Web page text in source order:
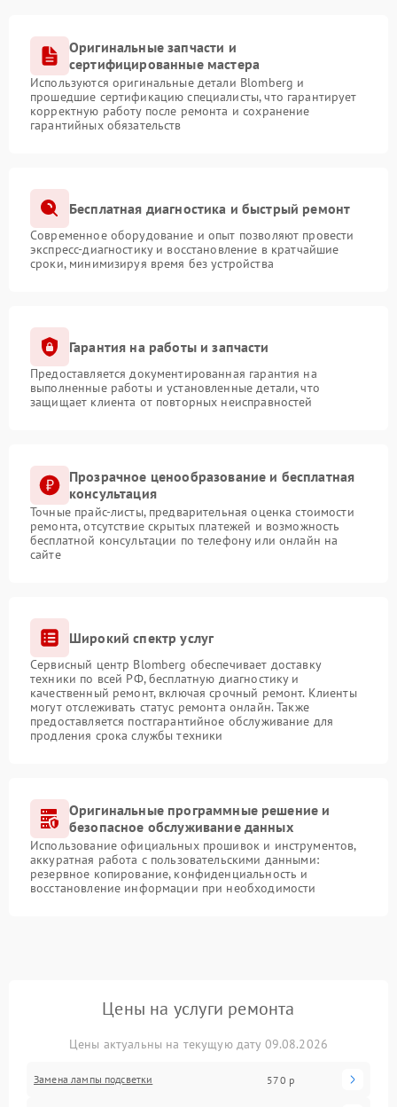
Оригинальные запчасти и
сертифицированные мастера
Используются оригинальные детали Blomberg и
прошедшие сертификацию специалисты, что гарантирует
корректную работу после ремонта и сохранение
гарантийных обязательств
Бесплатная диагностика и быстрый ремонт
Современное оборудование и опыт позволяют провести
экспресс-диагностику и восстановление в кратчайшие
сроки, минимизируя время без устройства
Гарантия на работы и запчасти
Предоставляется документированная гарантия на
выполненные работы и установленные детали, что
защищает клиента от повторных неисправностей
Прозрачное ценообразование и бесплатная
консультация
Точные прайс-листы, предварительная оценка стоимости
ремонта, отсутствие скрытых платежей и возможность
бесплатной консультации по телефону или онлайн на
сайте
Широкий спектр услуг
Сервисный центр Blomberg обеспечивает доставку
техники по всей РФ, бесплатную диагностику и
качественный ремонт, включая срочный ремонт. Клиенты
могут отслеживать статус ремонта онлайн. Также
предоставляется постгарантийное обслуживание для
продления срока службы техники
Оригинальные программные решение и
безопасное обслуживание данных
Использование официальных прошивок и инструментов,
аккуратная работа с пользовательскими данными:
резервное копирование, конфиденциальность и
восстановление информации при необходимости
Цены на услуги ремонта
Цены актуальны на текущую дату 09.08.2026
Замена лампы подсветки 570 р